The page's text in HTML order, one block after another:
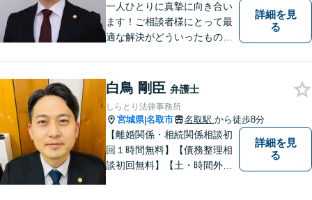
一人ひとりに真摯に向き合い
ます！ご相談者様にとって最
適な解決がどういったものな
解決に臨む 】【労働問題／交
通事故／離婚問題／相続問題
／など】
詳細を見
る
白鳥 剛臣 弁護士
しらとり法律事務所
宮城県|名取市 名取駅 から徒歩8分
【離婚関係・相続関係相談初
回１時間無料】【債務整理相
談初回無料】【土・時間外応
詳細を見
る